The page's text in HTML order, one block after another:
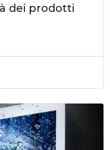
dei prodotti